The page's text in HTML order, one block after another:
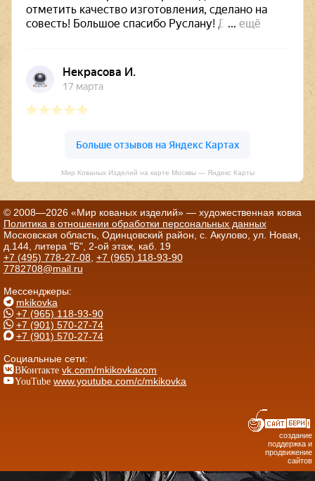
Мир Кованых Изделий на карте Москвы — Яндекс Карты
© 2008—2026 «Мир кованых изделий» — художественная ковка
Политика в отношении обработки персональных данных
Московская область, Одинцовский район, с. Акулово, ул. Новая,
д.144, литера "Б", 2-ой этаж, каб. 19
+7 (495) 778-27-08, +7 (965) 118-93-90
7782708@mail.ru
Мессенджеры:
mkikovka
+7 (965) 118-93-90
+7 (901) 570-27-74
+7 (901) 570-27-74
Социальные сети:
ВКонтакте vk.com/mkikovkacom
YouTube www.youtube.com/c/mkikovka
создание
поддержка и
продвижение
сайтов